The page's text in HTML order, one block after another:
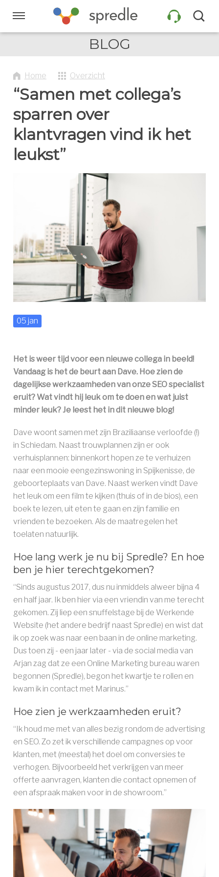
links
over
inhoud
Spring
navigatie
PRODUCTEN
KLANTEN
INFORMATIE
AAN DE SLAG ››
BLOG
Home Overzicht
“Samen met collega’s
sparren over
klantvragen vind ik het
leukst”
05 jan
Het is weer tijd voor een nieuwe collega in beeld!
Vandaag is het de beurt aan Dave. Hoe zien de
dagelijkse werkzaamheden van onze SEO specialist
eruit? Wat vindt hij leuk om te doen en wat juist
minder leuk? Je leest het in dit nieuwe blog!
Dave woont samen met zijn Braziliaanse verloofde (!)
in Schiedam. Naast trouwplannen zijn er ook
verhuisplannen: binnenkort hopen ze te verhuizen
naar een mooie eengezinswoning in Spijkenisse, de
geboorteplaats van Dave. Naast werken vindt Dave
het leuk om een film te kijken (thuis of in de bios), een
boek te lezen, uit eten te gaan en zijn familie en
vrienden te bezoeken. Als de maatregelen het
toelaten natuurlijk.
Hoe lang werk je nu bij Spredle? En hoe
ben je hier terechtgekomen?
“Sinds augustus 2017, dus nu inmiddels alweer bijna 4
en half jaar. Ik ben hier via een vriendin van me terecht
gekomen. Zij liep een snuffelstage bij de Werkende
Website (het andere bedrijf naast Spredle) en wist dat
ik op zoek was naar een baan in de online marketing.
Dus toen zij - een jaar later - via de social media van
Arjan zag dat ze een Online Marketing bureau waren
begonnen (Spredle), begon het kwartje te rollen en
kwam ik in contact met Marinus.”
Hoe zien je werkzaamheden eruit?
“Ik houd me met van alles bezig rondom de advertising
en SEO. Zo zet ik verschillende campagnes op voor
klanten, met (meestal) het doel om conversies te
verhogen. Bijvoorbeeld het verkrijgen van meer
offerte aanvragen, klanten die contact opnemen of
een afspraak maken voor in de showroom.”